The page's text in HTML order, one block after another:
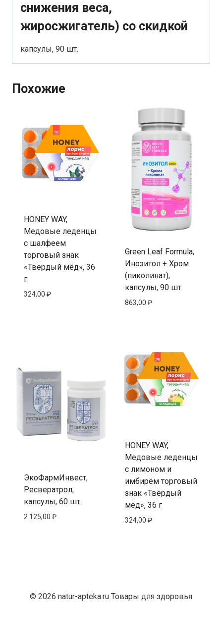
снижения веса,
жиросжигатель) со скидкой
капсулы, 90 шт.
Похожие
HONEY WAY,
Медовые леденцы
с шалфеем
торговый знак
«Твёрдый мёд», 36
г
324,00 ₽
Green Leaf Formula,
Инозитол + Хром
(пиколинат),
капсулы, 90 шт.
863,00 ₽
ЭкоФармИнвест,
Ресвератрол,
капсулы, 60 шт.
2 125,00 ₽
HONEY WAY,
Медовые леденцы
с лимоном и
имбирём торговый
знак «Твёрдый
мёд», 36 г
324,00 ₽
© 2026 natur-apteka.ru Товары для здоровья